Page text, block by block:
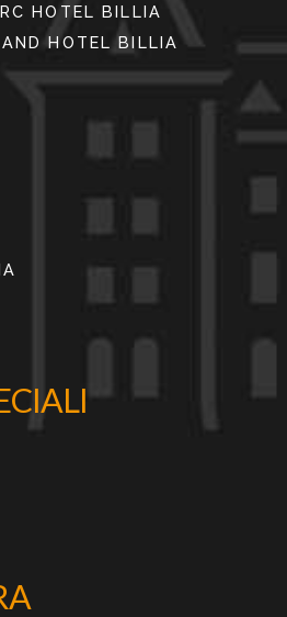
HOTEL BILLIA
HOTEL BILLIA